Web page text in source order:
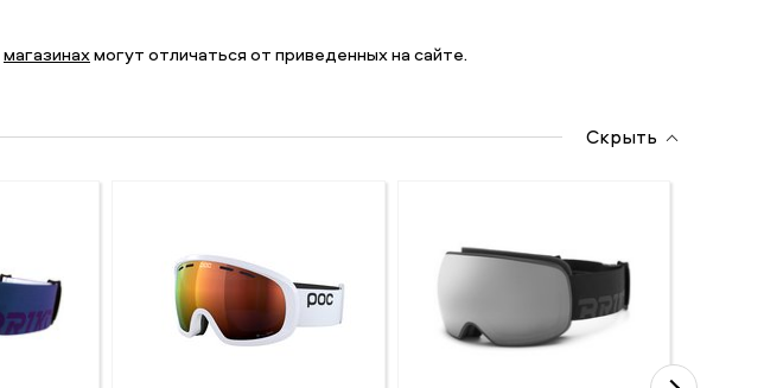
магазинахмогут отличаться от приведенных на сайте.
Скрыть